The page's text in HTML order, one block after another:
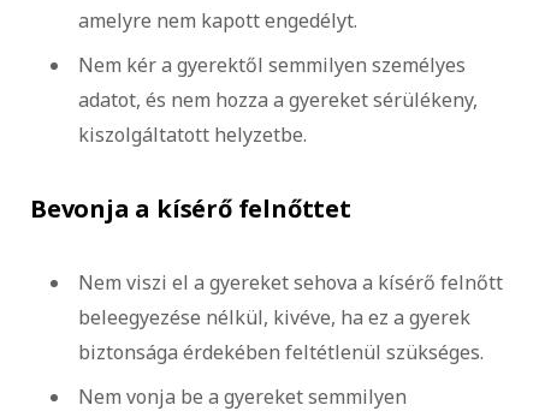
amelyre nem kapott engedélyt.
Nem kér a gyerektől semmilyen személyes
adatot, és nem hozza a gyereket sérülékeny,
kiszolgáltatott helyzetbe.
Bevonja a kísérő felnőttet
Nem viszi el a gyereket sehova a kísérő felnőtt
beleegyezése nélkül, kivéve, ha ez a gyerek
biztonsága érdekében feltétlenül szükséges.
Nem vonja be a gyereket semmilyen